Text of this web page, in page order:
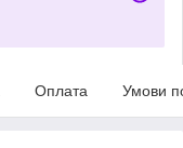
Оплата Умови